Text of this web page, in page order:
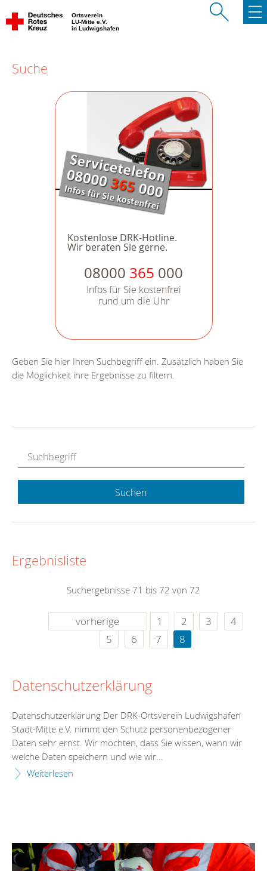
Ortsverein
LU-Mitte e.V.
in Ludwigshafen
Suche
Kostenlose DRK-Hotline.
Wir beraten Sie gerne.
08000 365 000
Infos für Sie kostenfrei
rund um die Uhr
Geben Sie hier Ihren Suchbegriff ein. Zusätzlich haben Sie
die Möglichkeit ihre Ergebnisse zu filtern.
Suchen
Ergebnisliste
Suchergebnisse 71 bis 72 von 72
vorherige 1 2 3
4
5
6 7 8
Datenschutzerklärung
Datenschutzerklärung Der DRK-Ortsverein Ludwigshafen
Stadt-Mitte e.V. nimmt den Schutz personenbezogener
Daten sehr ernst. Wir möchten, dass Sie wissen, wann wir
welche Daten speichern und wie wir...
Weiterlesen